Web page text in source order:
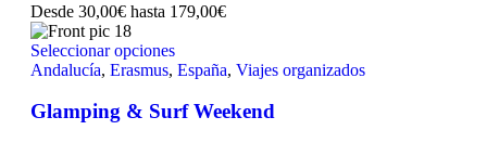
Desde 30,00€ hasta 179,00€
Seleccionar opciones
Andalucía, Erasmus, España, Viajes organizados
Glamping & Surf Weekend